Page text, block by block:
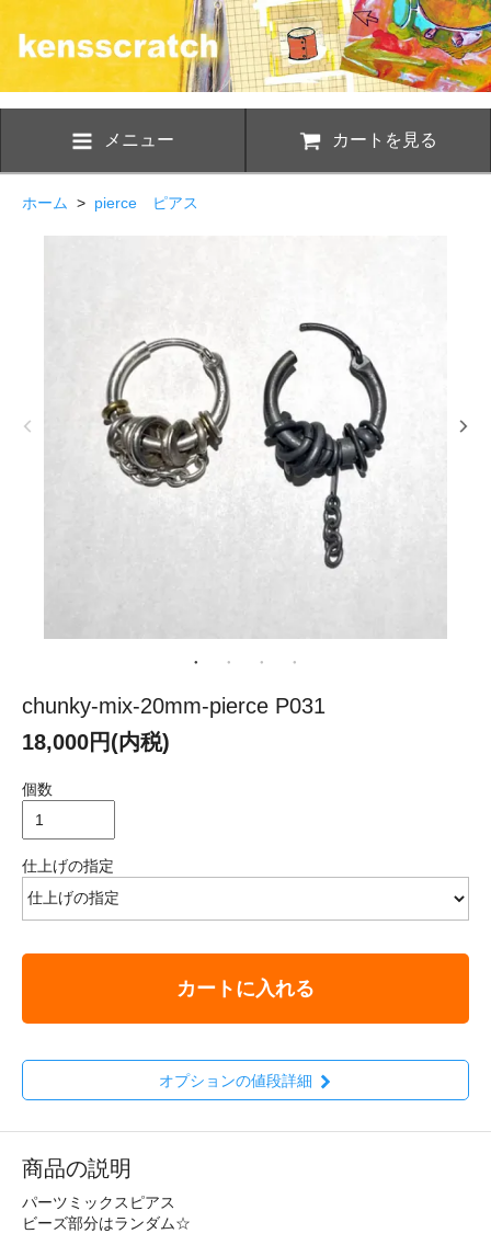
メニュー カートを見る
ホーム > pierce ピアス
chunky-mix-20mm-pierce P031
18,000円(内税)
個数
仕上げの指定
カートに入れる
オプションの値段詳細
商品の説明
パーツミックスピアス
ビーズ部分はランダム☆